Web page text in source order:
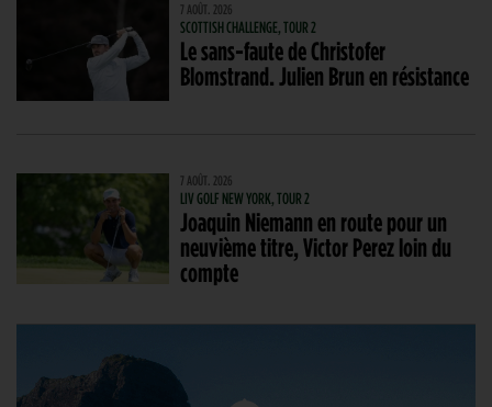
7 AOÛT. 2026
SCOTTISH CHALLENGE, TOUR 2
Le sans-faute de Christofer
Blomstrand. Julien Brun en résistance
7 AOÛT. 2026
LIV GOLF NEW YORK, TOUR 2
Joaquin Niemann en route pour un
neuvième titre, Victor Perez loin du
compte